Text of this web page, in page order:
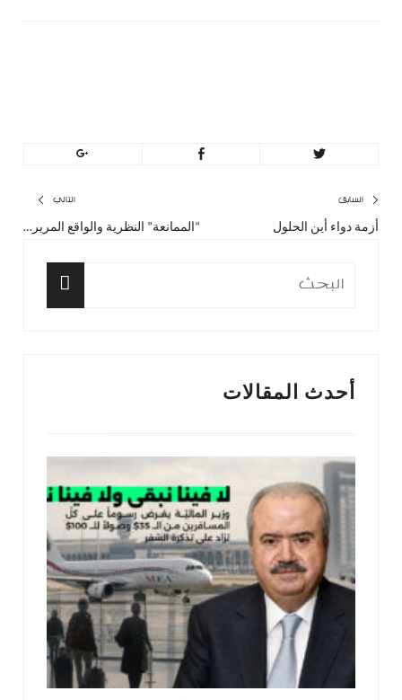
تصفّح
المقالات
السابق
المقال
أزمة دواء أين الحلول
التالي
“الممانعة” النظرية والواقع المرير…
البحث
أحدث المقالات